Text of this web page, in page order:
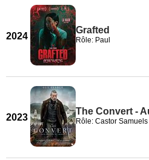
2024
Grafted
Rôle: Paul
2023
The Convert -
Rôle: Castor Samuels